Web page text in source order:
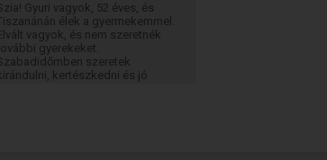
Gyuri vagyok, 52 éves, és
élek a gyermekemmel.
vagyok, és nem szeretnék
gyerekeket.
szeretek
kertészkedni és jó